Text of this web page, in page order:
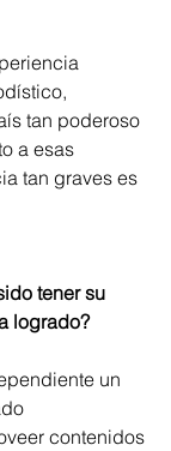
tan poderoso
a esas
tan graves es
tener su
logrado?
un
contenidos